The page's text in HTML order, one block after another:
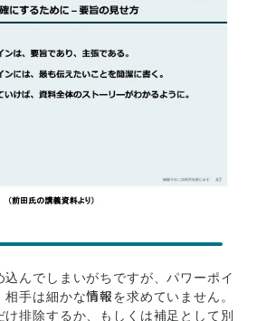
んでしまいがちですが、パワーポイ
手は細かな情報を求めていません。
排除するか、もしくは補足として別